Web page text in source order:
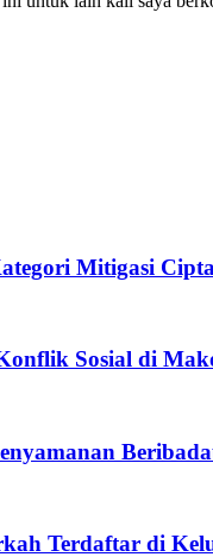
Mitigasi
Sosial di
Terdaftar di